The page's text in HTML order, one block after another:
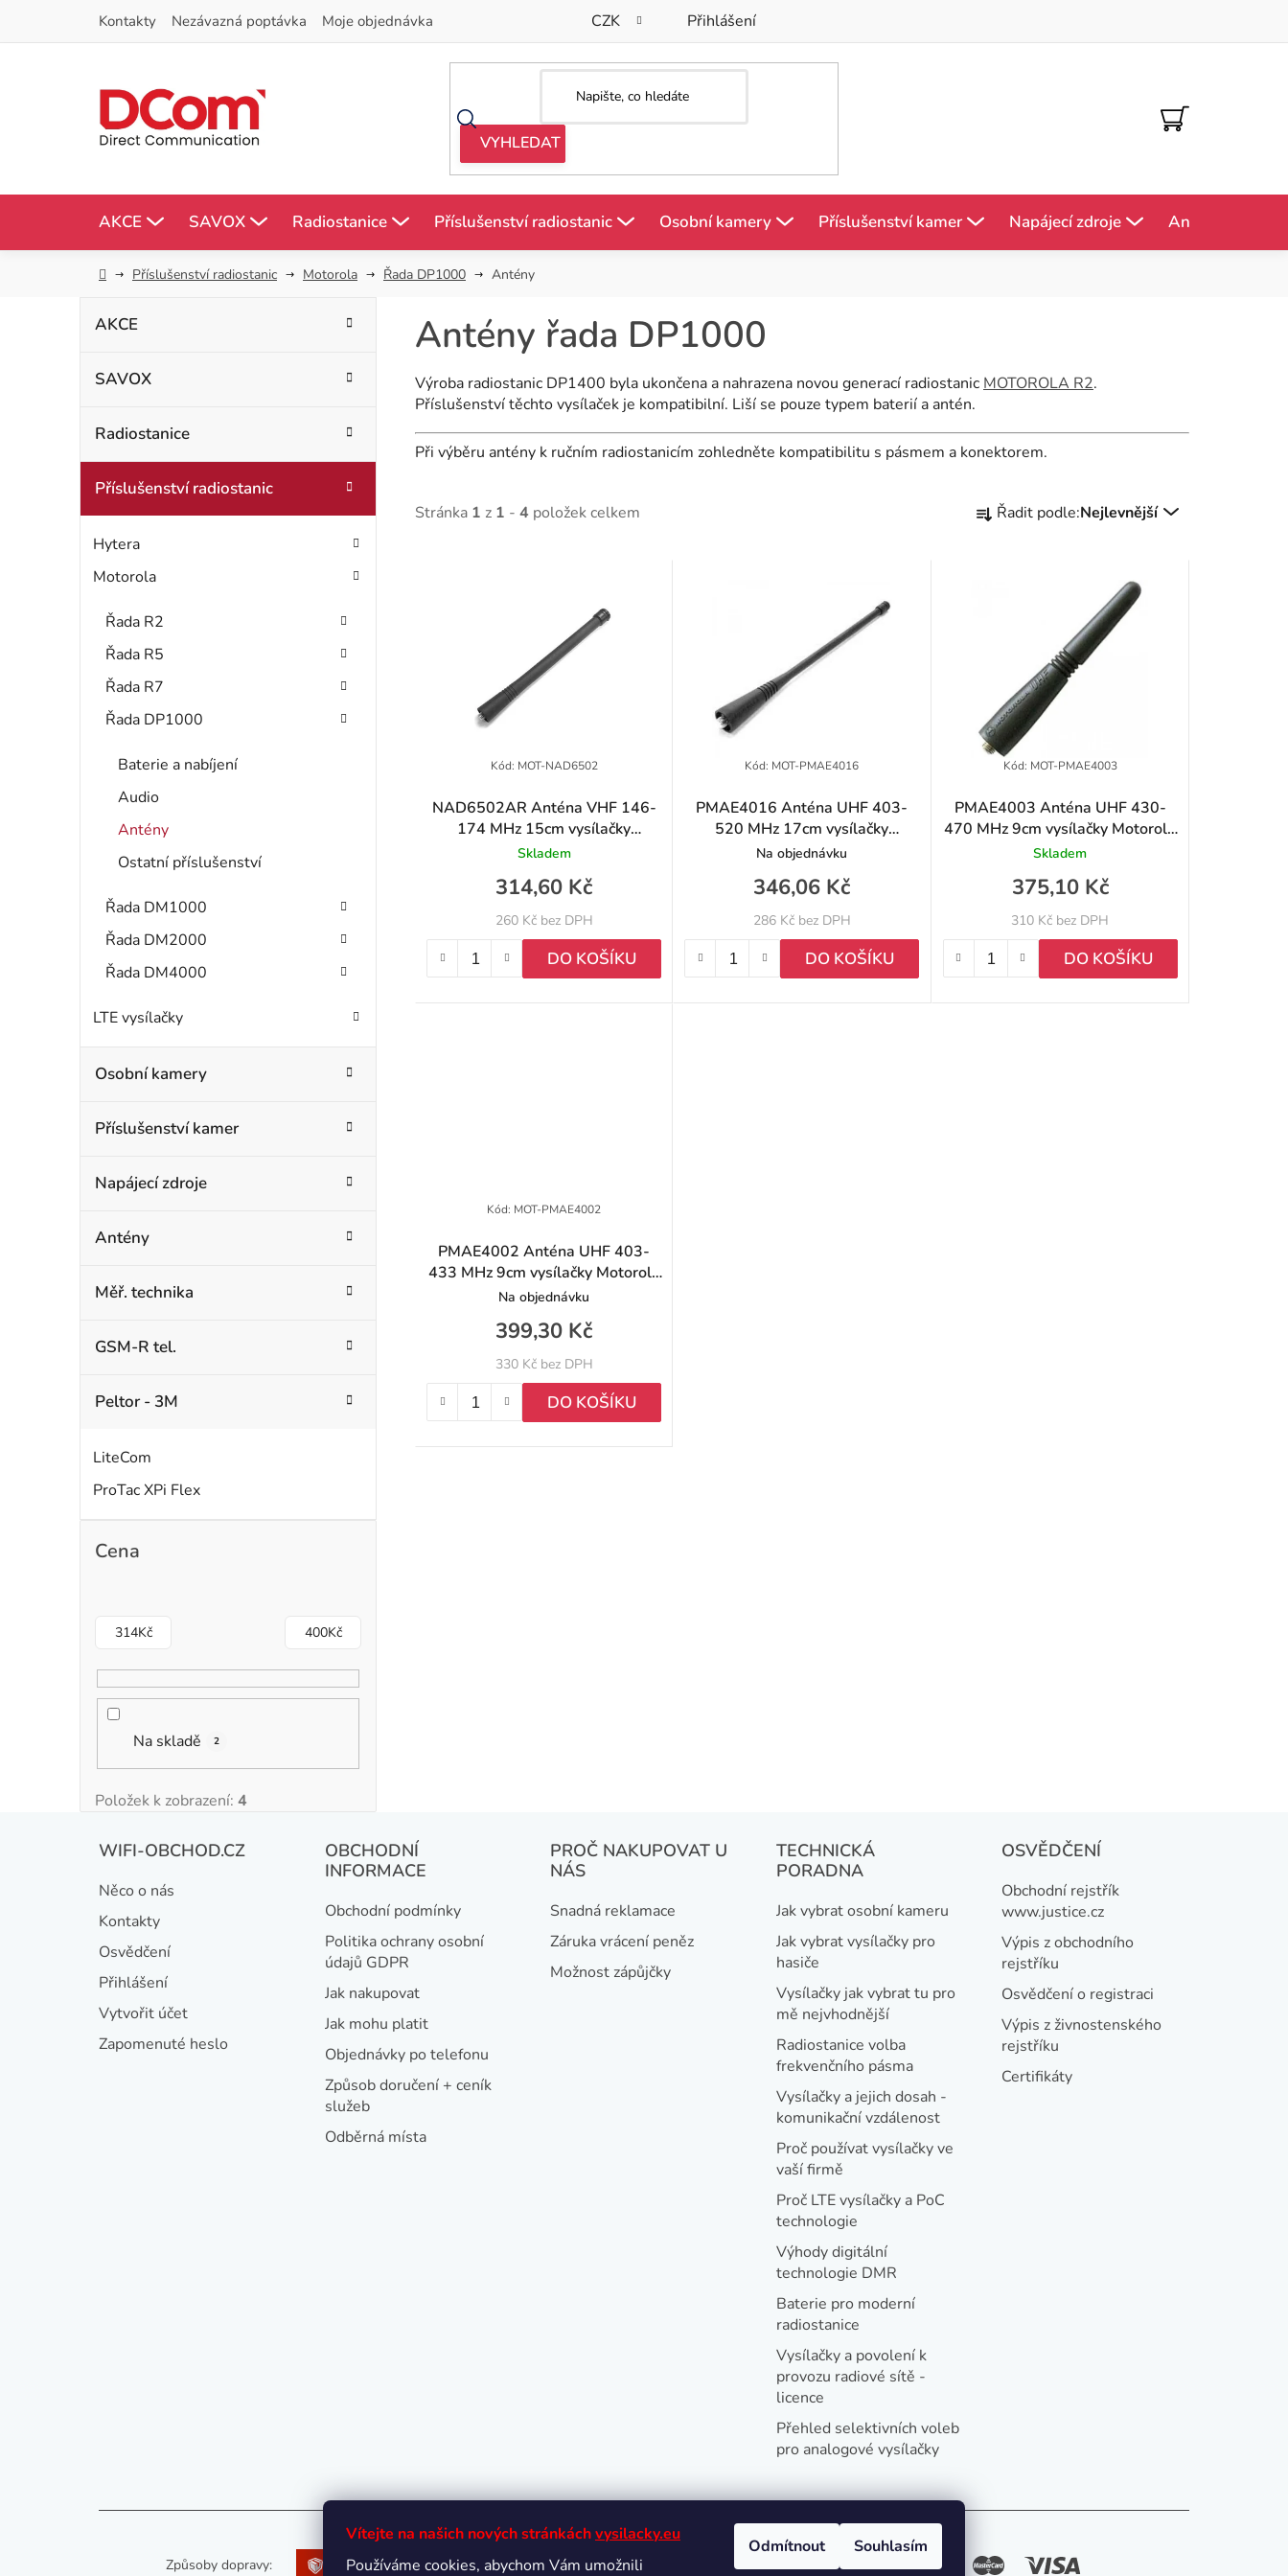
Vítejte na našich nových stránkáchvysilacky.eu
Používáme cookies, abychom Vám umožnili
Odmítnout Souhlasím
Kontakty Nezávazná poptávka Moje objednávka CZK Přihlášení
NÁKUPNÍ
KOŠÍK
AKCE SAVOX Radiostanice Příslušenství radiostanic Osobní kamery Příslušenství kamer Napájecí zdroje Antény
DomůPříslušenství radiostanic Motorola Řada DP1000 Antény
P
r
a
n
n
kategorie
r
e
AKCE
SAVOX
Radiostanice
Příslušenství radiostanic
Hytera
Motorola
Řada R2
Řada R5
Řada R7
Řada DP1000
Baterie a nabíjení
Audio
Antény
Ostatní příslušenství
Řada DM1000
Řada DM2000
Řada DM4000
LTE vysílačky
Osobní kamery
Příslušenství kamer
Napájecí zdroje
Antény
Měř. technika
GSM-R tel.
Peltor - 3M
LiteCom
ProTac XPi Flex
Cena
314Kč 400Kč
Na skladě 2
Položek k zobrazení: 4
Antény řada DP1000
Výroba radiostanic DP1400 byla ukončena a nahrazena novou generací radiostanic MOTOROLA R2.
Příslušenství těchto vysílaček je kompatibilní. Liší se pouze typem baterií a antén.
Při výběru antény k ručním radiostanicím zohledněte kompatibilitu s pásmem a konektorem.
Stránka 1 z 1 - 4 položek celkem
Ř
p
o
t
ů
Řadit podle:Nejlevnější
t
NAD6502AR Anténa VHF 146-
174 MHz 15cm vysílačky
Motorola DP1400
Skladem
260 Kč bez DPH
314,60 Kč
DO KOŠÍKU
Kód: MOT-NAD6502
PMAE4016 Anténa UHF 403-
520 MHz 17cm vysílačky
Motorola DP1400
Na objednávku
286 Kč bez DPH
346,06 Kč
DO KOŠÍKU
Kód: MOT-PMAE4016
PMAE4003 Anténa UHF 430-
470 MHz 9cm vysílačky Motorola
DP1400
Skladem
310 Kč bez DPH
375,10 Kč
DO KOŠÍKU
Kód: MOT-PMAE4003
PMAE4002 Anténa UHF 403-
433 MHz 9cm vysílačky Motorola
DP1400
Na objednávku
330 Kč bez DPH
399,30 Kč
DO KOŠÍKU
Kód: MOT-PMAE4002
ý
p
i
s
u
WIFI-OBCHOD.CZ
Něco o nás
Kontakty
Osvědčení
Přihlášení
Vytvořit účet
Zapomenuté heslo
OBCHODNÍ
INFORMACE
Obchodní podmínky
Politika ochrany osobní
údajů GDPR
Jak nakupovat
Jak mohu platit
Objednávky po telefonu
Způsob doručení + ceník
služeb
Odběrná místa
PROČ NAKUPOVAT U
NÁS
Snadná reklamace
Záruka vrácení peněz
Možnost zápůjčky
TECHNICKÁ
PORADNA
Jak vybrat osobní kameru
Jak vybrat vysílačky pro
hasiče
Vysílačky jak vybrat tu pro
mě nejvhodnější
Radiostanice volba
frekvenčního pásma
Vysílačky a jejich dosah -
komunikační vzdálenost
Proč používat vysílačky ve
vaší firmě
Proč LTE vysílačky a PoC
technologie
Výhody digitální
technologie DMR
Baterie pro moderní
radiostanice
Vysílačky a povolení k
provozu radiové sítě -
licence
Přehled selektivních voleb
pro analogové vysílačky
OSVĚDČENÍ
Obchodní rejstřík
www.justice.cz
Výpis z obchodního
rejstříku
Osvědčení o registraci
Výpis z živnostenského
rejstříku
Certifikáty
Způsoby dopravy: Oblíbené způsoby platby: